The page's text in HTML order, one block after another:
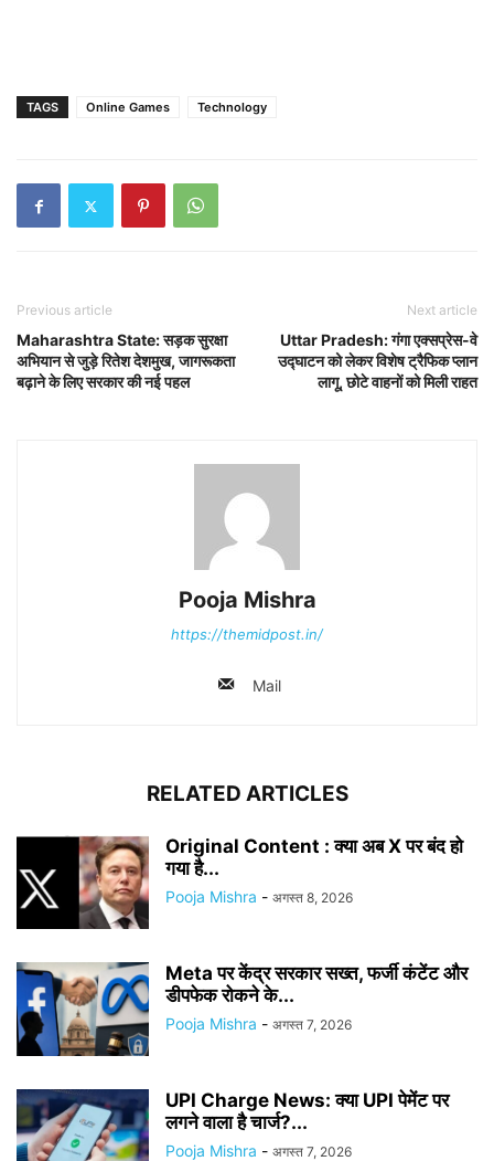
TAGS Online Games Technology
Previous article
Maharashtra State: सड़क सुरक्षा
अभियान से जुड़े रितेश देशमुख, जागरूकता
बढ़ाने के लिए सरकार की नई पहल
Next article
Uttar Pradesh: गंगा एक्सप्रेस-वे
उद्घाटन को लेकर विशेष ट्रैफिक प्लान
लागू, छोटे वाहनों को मिली राहत
Pooja Mishra
https://themidpost.in/
Mail
RELATED ARTICLES
Original Content : क्या अब X पर बंद हो
गया है...
Pooja Mishra - अगस्त 8, 2026
Meta पर केंद्र सरकार सख्त, फर्जी कंटेंट और
डीपफेक रोकने के...
Pooja Mishra - अगस्त 7, 2026
UPI Charge News: क्या UPI पेमेंट पर
लगने वाला है चार्ज?...
Pooja Mishra - अगस्त 7, 2026